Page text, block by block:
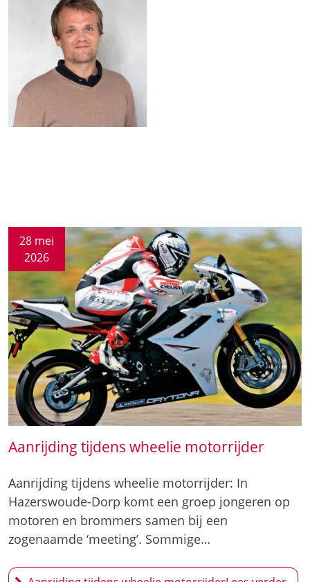
Aanrijding tijdens wheelie motorrijder
Aanrijding tijdens wheelie motorrijder: In
Hazerswoude-Dorp komt een groep jongeren op
zogenaamde ‘meeting’. Sommige…
Aanrijding tijdens wheelie motorrijder
2026